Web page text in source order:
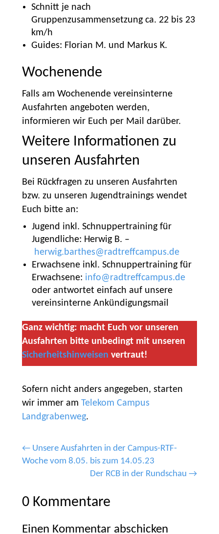
Schnitt je nach
Gruppenzusammensetzung ca. 22 bis 23
km/h
Guides: Florian M. und Markus K.
Wochenende
Falls am Wochenende vereinsinterne
Ausfahrten angeboten werden,
informieren wir Euch per Mail darüber.
Weitere Informationen zu
unseren Ausfahrten
Bei Rückfragen zu unseren Ausfahrten
bzw. zu unseren Jugendtrainings wendet
Euch bitte an:
Jugend inkl. Schnuppertraining für
Jugendliche: Herwig B. –
herwig.barthes@radtreffcampus.de
Erwachsene inkl. Schnuppertraining für
Erwachsene: info@radtreffcampus.de
oder antwortet einfach auf unsere
vereinsinterne Ankündigungsmail
Ganz wichtig: macht Euch vor unseren
Ausfahrten bitte unbedingt mit unseren
Sicherheitshinweisen vertraut!
Sofern nicht anders angegeben, starten
wir immer am Telekom Campus
Landgrabenweg.
← Unsere Ausfahrten in der Campus-RTF-
Woche vom 8.05. bis zum 14.05.23
Der RCB in der Rundschau →
0 Kommentare
Einen Kommentar abschicken